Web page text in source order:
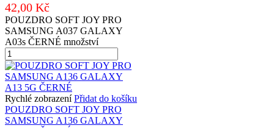
42,00 Kč
POUZDRO SOFT JOY PRO
SAMSUNG A037 GALAXY
A03s ČERNÉ množství
Rychlé zobrazení Přidat do košíku
POUZDRO SOFT JOY PRO
SAMSUNG A136 GALAXY